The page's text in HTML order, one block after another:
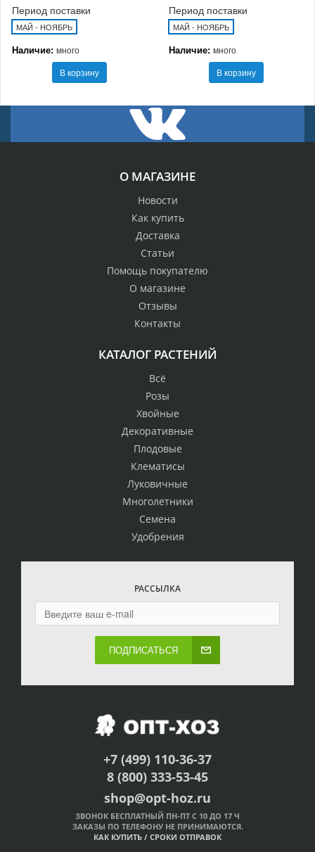
Период поставки
МАЙ - НОЯБРЬ
Наличие: много
В корзину
Период поставки
МАЙ - НОЯБРЬ
Наличие: много
В корзину
О МАГАЗИНЕ
Новости
Как купить
Доставка
Статьи
Помощь покупателю
О магазине
Отзывы
Контакты
КАТАЛОГ РАСТЕНИЙ
Всё
Розы
Хвойные
Декоративные
Плодовые
Клематисы
Луковичные
Многолетники
Семена
Удобрения
РАССЫЛКА
ПОДПИСАТЬСЯ
+7 (499) 110-36-37
8 (800) 333-53-45
shop@opt-hoz.ru
ЗВОНОК БЕСПЛАТНЫЙ ПН-ПТ С 10 ДО 17 Ч
ЗАКАЗЫ ПО ТЕЛЕФОНУ НЕ ПРИНИМАЮТСЯ.
КАК КУПИТЬ / СРОКИ ОТПРАВОК